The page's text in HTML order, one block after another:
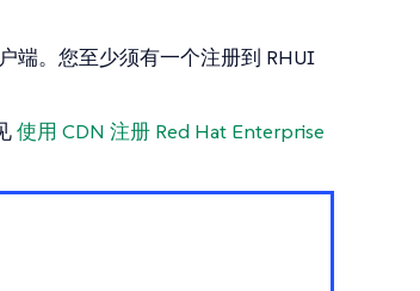
端。您至少须有一个注册到 RHUI
使用 CDN 注册 Red Hat Enterprise